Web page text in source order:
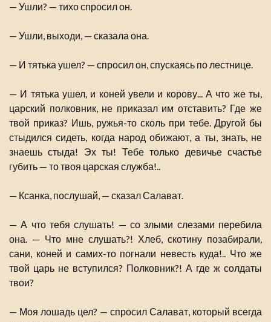
— Ушли? — тихо спросил он.
— Ушли, выходи, — сказала она.
— И тятька ушел? — спросил он, спускаясь по лестнице.
— И тятька ушел, и коней увели и корову... А что же ты,
царский полковник, не приказал им отставить? Где же
твой приказ? Ишь, ружья-то сколь при тебе. Другой бы
стыдился сидеть, когда народ обижают, а ты, знать, не
знаешь стыда! Эх ты! Тебе только девичье счастье
губить — то твоя царская служба!..
— Ксанка, послушай, — сказал Салават.
— А что тебя слушать! — со злыми слезами перебила
она. — Что мне слушать?! Хлеб, скотину позабирали,
сани, коней и самих-то погнали невесть куда!.. Что же
твой царь не вступился? Полковник?! А где ж солдаты
твои?
— Моя лошадь цел? — спросил Салават, который всегда